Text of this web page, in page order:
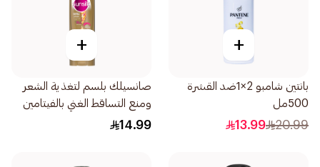
+
بانتين شامبو 2×1ضد القشرة
500مل
20.99
13.99
+
صانسيلك بلسم لتغذية الشعر
ومنع التساقط الغني بالفيتامين
B3 وبروتين الصويا وزيت الخروع
14.99